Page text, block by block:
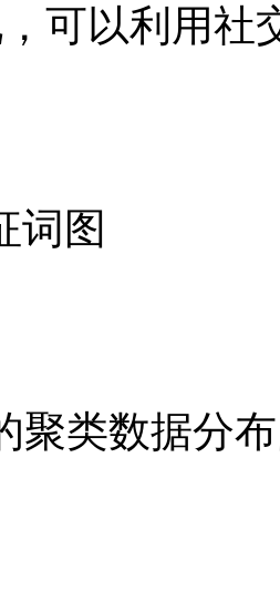
可以利用社
词图
聚类数据分